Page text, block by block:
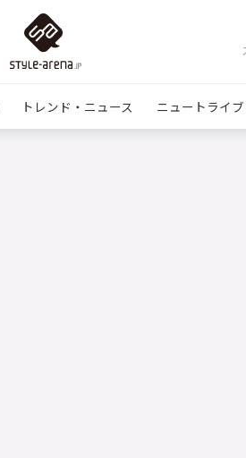
トレンド・ニュース ニュートライブ